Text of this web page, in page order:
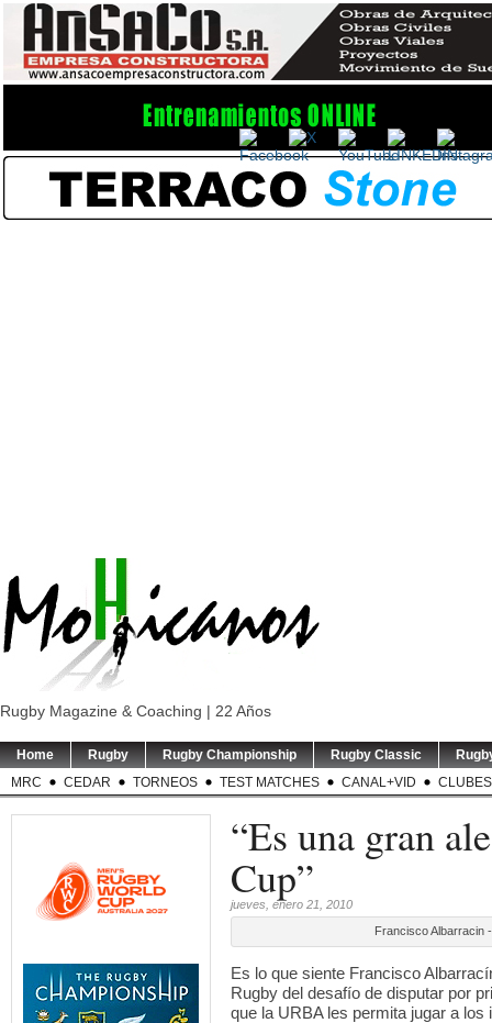
Rugby Magazine & Coaching | 22 Años
Home Rugby Rugby Championship Rugby Classic
MRC
CEDAR TORNEOS TEST MATCHES CANAL+VID CLUBES
“Es una gran
Cup”
jueves, enero 21, 2010
Francisco Albarracin
Es lo que siente Francisco
Rugby del desafío de disputar por
que la URBA les permita jugar a los